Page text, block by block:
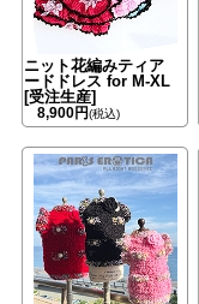
ニット花編みティア
ードドレス for M-XL
[受注生産]
8,900円(税込)